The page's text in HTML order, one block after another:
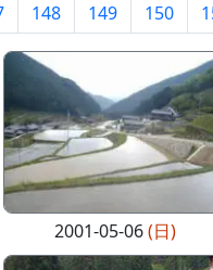
148 149 150
2001-05-06(日)